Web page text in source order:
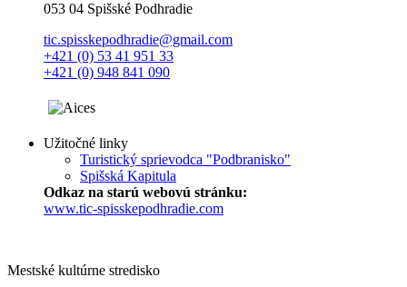
053 04 Spišské Podhradie
tic.spisskepodhradie@gmail.com
+421 (0) 53 41 951 33
+421 (0) 948 841 090
Užitočné linky
Turistický sprievodca "Podbranisko"
Spišská Kapitula
Odkaz na starú webovú stránku:
www.tic-spisskepodhradie.com
Mestské kultúrne stredisko